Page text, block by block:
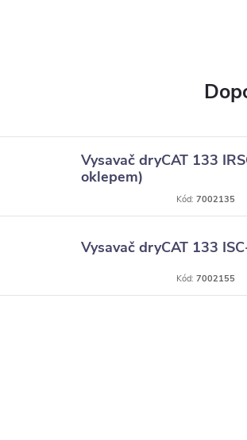
Vysavač dryCAT 133
oklepem)
Kód: 7002135
Vysavač dryCAT 133
Kód: 7002155